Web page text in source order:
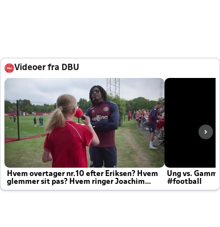
Videoer fra DBU
Hvem overtager nr.10 efter Eriksen? Hvem
glemmer sit pas? Hvem ringer Joachim
altid til efter kampe?
Ung vs.
#football